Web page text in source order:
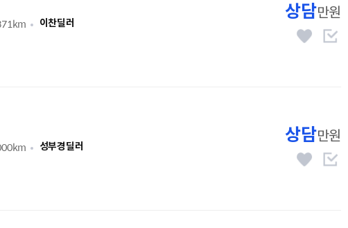
이찬딜러
상담만원
성부경딜러
상담만원